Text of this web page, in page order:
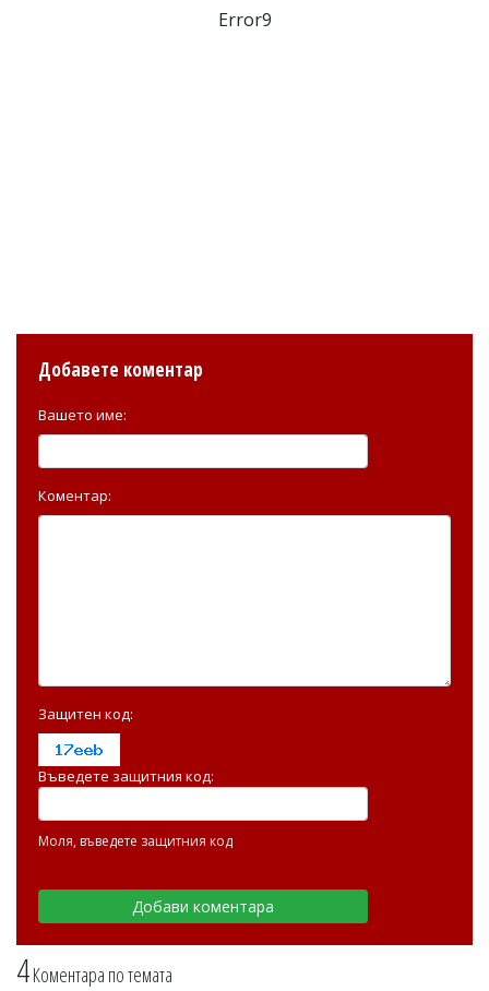
Error9
4Коментара по темата
Добавете коментар
Вашето име:
Коментар:
Защитен код:
Въведете защитния код:
Моля, въведете защитния код